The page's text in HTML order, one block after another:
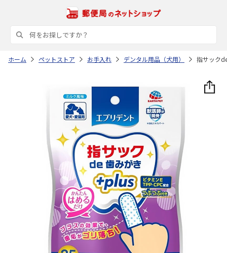
ホーム ペットストア お手入れ デンタル用品（犬用） 指サック